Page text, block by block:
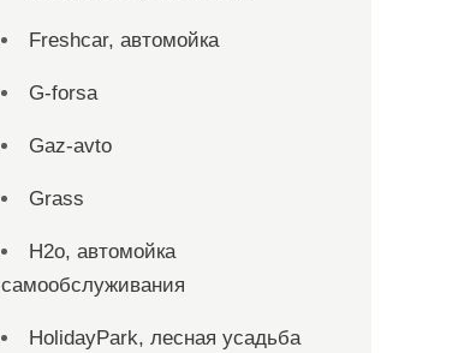
Freshcar, автомойка
G-forsa
Gaz-avto
Grass
H2o, автомойка
самообслуживания
HolidayPark, лесная усадьба